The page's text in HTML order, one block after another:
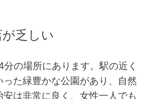
乏しい
の場所にあります。駅の近く
た緑豊かな公園があり、自然
は非常に良く、女性一人でも